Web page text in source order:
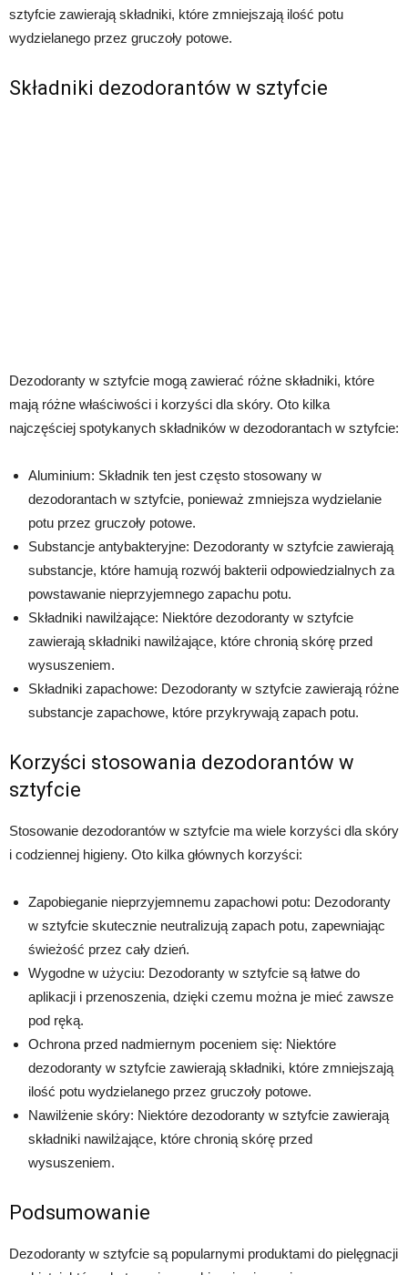
sztyfcie zawierają składniki, które zmniejszają ilość potu
wydzielanego przez gruczoły potowe.
Składniki dezodorantów w sztyfcie
Dezodoranty w sztyfcie mogą zawierać różne składniki, które
mają różne właściwości i korzyści dla skóry. Oto kilka
najczęściej spotykanych składników w dezodorantach w sztyfcie:
Aluminium: Składnik ten jest często stosowany w
dezodorantach w sztyfcie, ponieważ zmniejsza wydzielanie
potu przez gruczoły potowe.
Substancje antybakteryjne: Dezodoranty w sztyfcie zawierają
substancje, które hamują rozwój bakterii odpowiedzialnych za
powstawanie nieprzyjemnego zapachu potu.
Składniki nawilżające: Niektóre dezodoranty w sztyfcie
zawierają składniki nawilżające, które chronią skórę przed
wysuszeniem.
Składniki zapachowe: Dezodoranty w sztyfcie zawierają różne
substancje zapachowe, które przykrywają zapach potu.
Korzyści stosowania dezodorantów w
sztyfcie
Stosowanie dezodorantów w sztyfcie ma wiele korzyści dla skóry
i codziennej higieny. Oto kilka głównych korzyści:
Zapobieganie nieprzyjemnemu zapachowi potu: Dezodoranty
w sztyfcie skutecznie neutralizują zapach potu, zapewniając
świeżość przez cały dzień.
Wygodne w użyciu: Dezodoranty w sztyfcie są łatwe do
aplikacji i przenoszenia, dzięki czemu można je mieć zawsze
pod ręką.
Ochrona przed nadmiernym poceniem się: Niektóre
dezodoranty w sztyfcie zawierają składniki, które zmniejszają
ilość potu wydzielanego przez gruczoły potowe.
Nawilżenie skóry: Niektóre dezodoranty w sztyfcie zawierają
składniki nawilżające, które chronią skórę przed
wysuszeniem.
Podsumowanie
Dezodoranty w sztyfcie są popularnymi produktami do pielęgnacji